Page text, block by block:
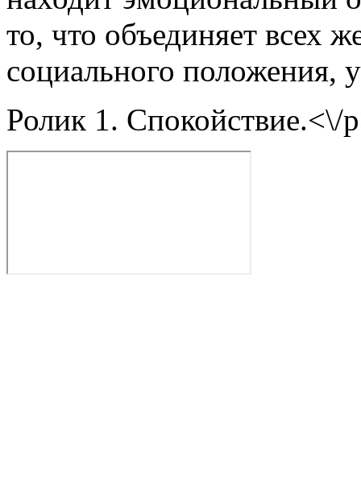
то, что объединяет всех
социального положения,
Ролик 1. Спокойствие.<\/